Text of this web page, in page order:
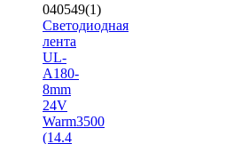
040549(1)
Светодиодная
лента
UL-
A180-
8mm
24V
Warm3500
(14.4